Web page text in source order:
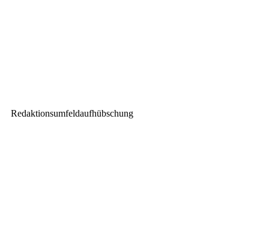
Redaktionsumfeldaufhübschung